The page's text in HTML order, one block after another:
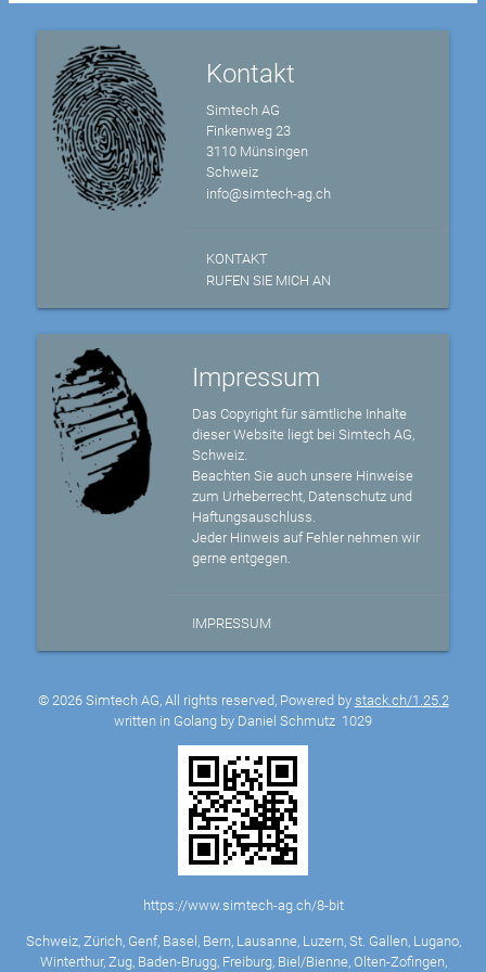
Kontakt
Simtech AG
Finkenweg 23
3110 Münsingen
Schweiz
info@simtech-ag.ch
KONTAKT
RUFEN SIE MICH AN
Impressum
Das Copyright für sämtliche Inhalte
dieser Website liegt bei Simtech AG,
Schweiz.
Beachten Sie auch unsere Hinweise
zum Urheberrecht, Datenschutz und
Haftungsauschluss.
Jeder Hinweis auf Fehler nehmen wir
gerne entgegen.
IMPRESSUM
© 2026 Simtech AG, All rights reserved, Powered by stack.ch/1.25.2
written in Golang by Daniel Schmutz 1029
https://www.simtech-ag.ch/8-bit
Schweiz, Zürich, Genf, Basel, Bern, Lausanne, Luzern, St. Gallen, Lugano,
Winterthur, Zug, Baden-Brugg, Freiburg, Biel/Bienne, Olten-Zofingen,